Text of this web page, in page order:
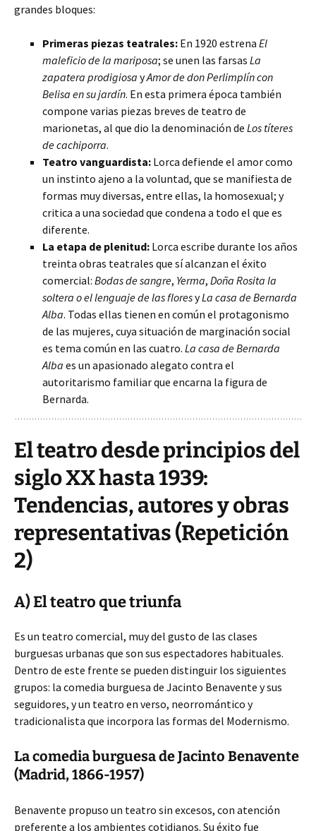
grandes bloques:
Primeras piezas teatrales: En 1920 estrena El
maleficio de la mariposa; se unen las farsas La
zapatera prodigiosa yAmor de don Perlimplín con
Belisa en su jardín. En esta primera época también
compone varias piezas breves de teatro de
marionetas, al que dio la denominación de Los títeres
de cachiporra.
Teatro vanguardista: Lorca defiende el amor como
un instinto ajeno a la voluntad, que se manifiesta de
formas muy diversas, entre ellas, la homosexual; y
critica a una sociedad que condena a todo el que es
diferente.
La etapa de plenitud: Lorca escribe durante los años
treinta obras teatrales que sí alcanzan el éxito
comercial: Bodas de sangre, Yerma, Doña Rosita la
soltera o el lenguaje de las floresyLa casa de Bernarda
Alba. Todas ellas tienen en común el protagonismo
de las mujeres, cuya situación de marginación social
es tema común en las cuatro. La casa de Bernarda
Alba es un apasionado alegato contra el
autoritarismo familiar que encarna la figura de
Bernarda.
El teatro desde principios del
siglo XX hasta 1939:
Tendencias, autores y obras
representativas (Repetición
2)
A) El teatro que triunfa
Es un teatro comercial, muy del gusto de las clases
burguesas urbanas que son sus espectadores habituales.
Dentro de este frente se pueden distinguir los siguientes
grupos: la comedia burguesa de Jacinto Benavente y sus
seguidores, y un teatro en verso, neorromántico y
tradicionalista que incorpora las formas del Modernismo.
La comedia burguesa de Jacinto Benavente
(Madrid, 1866-1957)
Benavente propuso un teatro sin excesos, con atención
preferente a los ambientes cotidianos. Su éxito fue